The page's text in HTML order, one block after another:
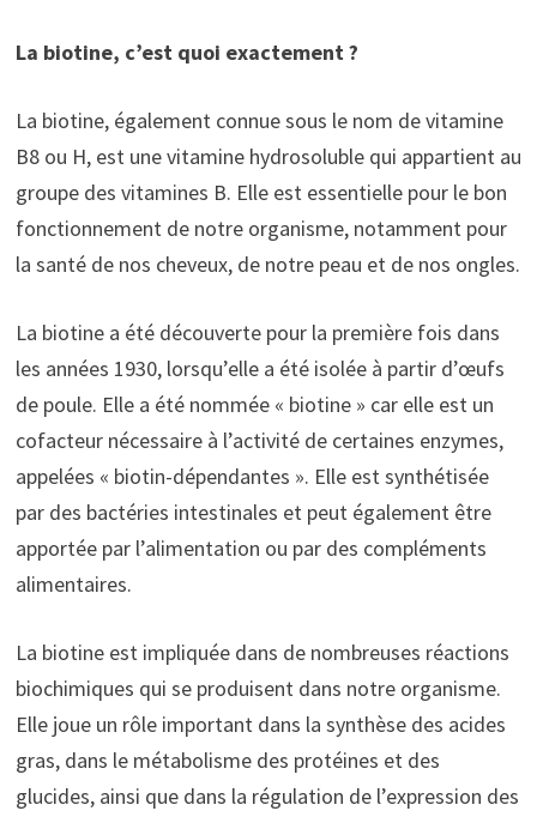
La biotine, c’est quoi exactement ?
La biotine, également connue sous le nom de vitamine
B8 ou H, est une vitamine hydrosoluble qui appartient au
groupe des vitamines B. Elle est essentielle pour le bon
fonctionnement de notre organisme, notamment pour
la santé de nos cheveux, de notre peau et de nos ongles.
La biotine a été découverte pour la première fois dans
les années 1930, lorsqu’elle a été isolée à partir d’œufs
de poule. Elle a été nommée « biotine » car elle est un
cofacteur nécessaire à l’activité de certaines enzymes,
appelées « biotin-dépendantes ». Elle est synthétisée
par des bactéries intestinales et peut également être
apportée par l’alimentation ou par des compléments
alimentaires.
La biotine est impliquée dans de nombreuses réactions
biochimiques qui se produisent dans notre organisme.
Elle joue un rôle important dans la synthèse des acides
gras, dans le métabolisme des protéines et des
glucides, ainsi que dans la régulation de l’expression des